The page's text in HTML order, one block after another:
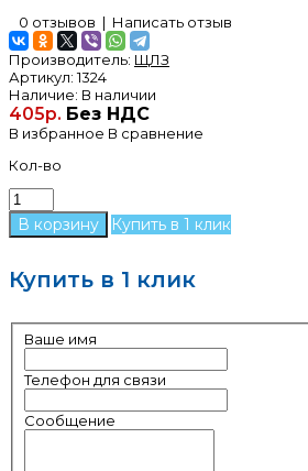
0 отзывов | Написать отзыв
Производитель: ЩЛЗ
Артикул:1324
Наличие: В наличии
405р. Без НДС
В избранное В сравнение
Кол-во
Купить в 1 клик
Купить в 1 клик
Ваше имя
Телефон для связи
Сообщение